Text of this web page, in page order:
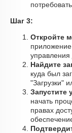
Шаг 3:
Откройте
Найдите
куда был
"Загрузки"
Запустите
начать
правах